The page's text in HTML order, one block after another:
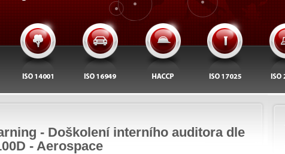
- Doškolení interního auditora dle
- Aerospace